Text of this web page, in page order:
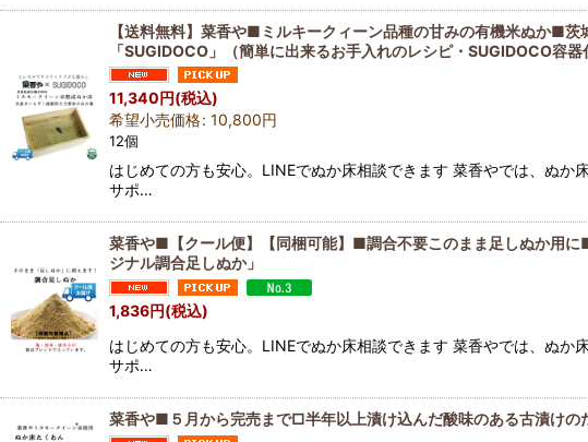
【送料無料】菜香や■ミルキークィーン品種の甘みの有機米ぬか■
「SUGIDOCO」（簡単に出来るお手入れのレシピ・SUGIDOCO容器
11,340円(税込)
希望小売価格: 10,800円
12個
はじめての方も安心。LINEでぬか床相談できます 菜香やでは、ぬ
サポ…
菜香や■【クール便】【同梱可能】■調合不要このまま足しぬか用
ジナル調合足しぬか」
1,836円(税込)
はじめての方も安心。LINEでぬか床相談できます 菜香やでは、ぬ
サポ…
菜香や■５月から完売まで□半年以上漬け込んだ酸味のある古漬けの